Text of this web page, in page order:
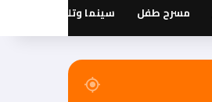
مسرح طفل سينما وتليفزيون